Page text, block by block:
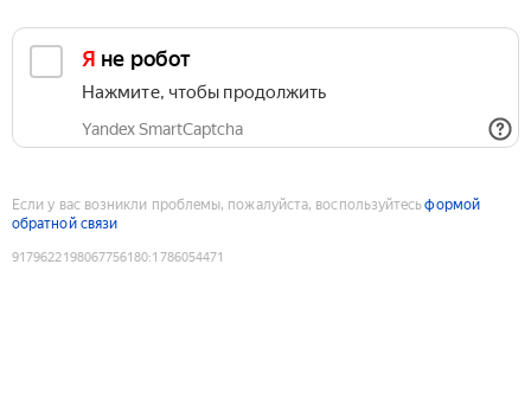
Я не робот
Нажмите, чтобы продолжить
Yandex SmartCaptcha
Если у вас возникли проблемы, пожалуйста, воспользуйтесьформой
обратной связи
9179622198067756180:1786054471